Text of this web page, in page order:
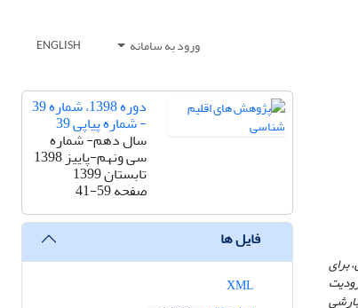
ورود به سامانه ENGLISH
قوسی، برای
بارشی
دوره 1398، شماره 39
- شماره پیاپی 39
سال دهم- شماره
سی ونهم-پاییز 1398
تابستان 1399
صفحه41-59
فایل ها